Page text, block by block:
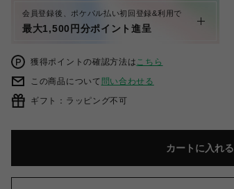
会員登録後、ポケパル払い初回登録&利用で
最大1,500円分ポイント進呈
獲得ポイントの確認方法はこちら
この商品について 問い合わせる
ギフト：ラッピング不可
カートに入れる